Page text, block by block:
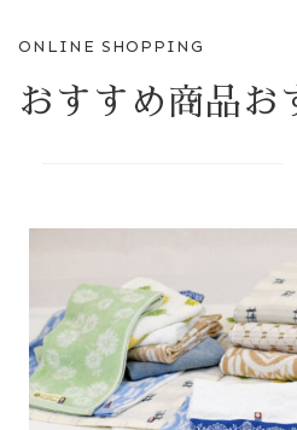
ONLINE SHOPPING
おすすめ商品お